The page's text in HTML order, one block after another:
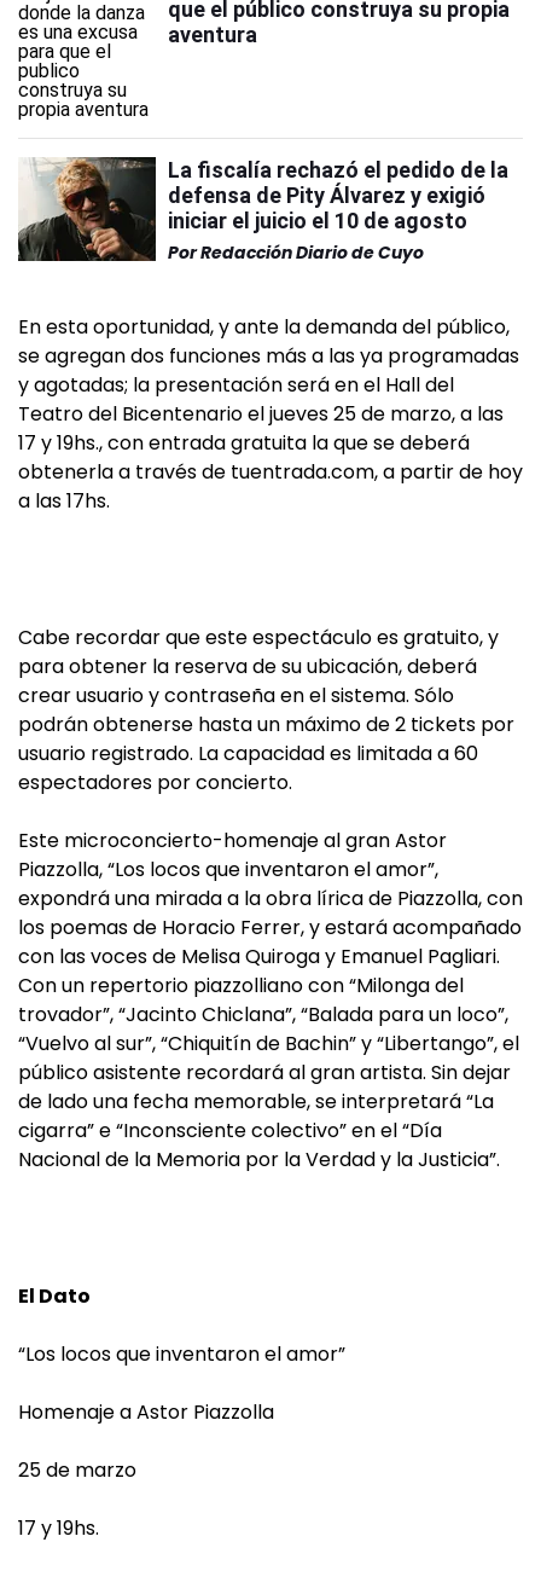
que el público construya su propia
aventura
La fiscalía rechazó el pedido de la
defensa de Pity Álvarez y exigió
iniciar el juicio el 10 de agosto
PorRedacción Diario de Cuyo
En esta oportunidad, y ante la demanda del público,
se agregan dos funciones más a las ya programadas
y agotadas; la presentación será en el Hall del
Teatro del Bicentenario el jueves 25 de marzo, a las
17 y 19hs., con entrada gratuita la que se deberá
obtenerla a través de tuentrada.com, a partir de hoy
a las 17hs.
Cabe recordar que este espectáculo es gratuito, y
para obtener la reserva de su ubicación, deberá
crear usuario y contraseña en el sistema. Sólo
podrán obtenerse hasta un máximo de 2 tickets por
usuario registrado. La capacidad es limitada a 60
espectadores por concierto.
Este microconcierto-homenaje al gran Astor
Piazzolla, “Los locos que inventaron el amor”,
expondrá una mirada a la obra lírica de Piazzolla, con
los poemas de Horacio Ferrer, y estará acompañado
con las voces de Melisa Quiroga y Emanuel Pagliari.
Con un repertorio piazzolliano con “Milonga del
trovador”, “Jacinto Chiclana”, “Balada para un loco”,
“Vuelvo al sur”, “Chiquitín de Bachin” y “Libertango”, el
público asistente recordará al gran artista. Sin dejar
de lado una fecha memorable, se interpretará “La
cigarra” e “Inconsciente colectivo” en el “Día
Nacional de la Memoria por la Verdad y la Justicia”.
El Dato
“Los locos que inventaron el amor”
Homenaje a Astor Piazzolla
25 de marzo
17 y 19hs.